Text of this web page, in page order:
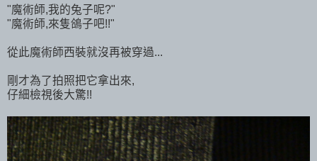
"魔術師,我的兔子呢?"
"魔術師,來隻鴿子吧!!"
從此魔術師西裝就沒再被穿過...
剛才為了拍照把它拿出來,
仔細檢視後大驚!!